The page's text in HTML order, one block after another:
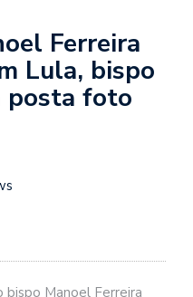
Ferreira
Lula, bispo
posta foto
Manoel Ferreira